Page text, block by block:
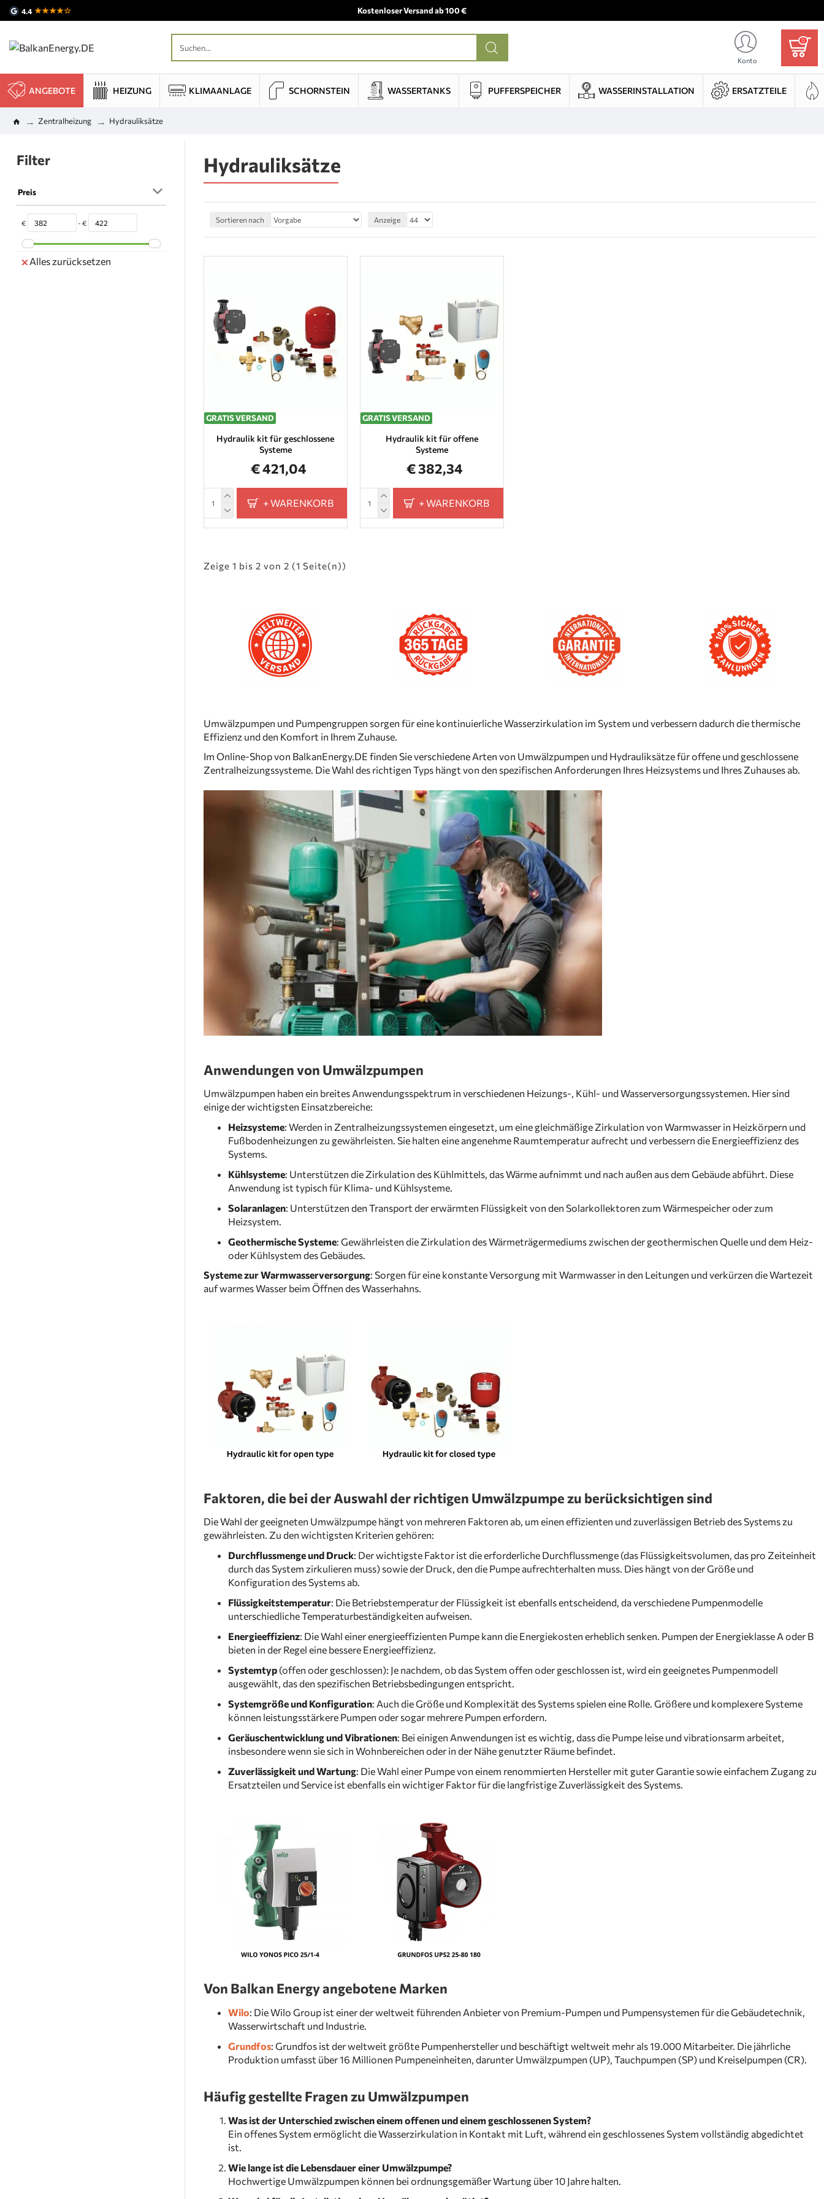
4.4 ★★★★☆ Kostenloser Versand ab 100 €
Konto
0
ANGEBOTE HEIZUNG KLIMAANLAGE SCHORNSTEIN WASSERTANKS PUFFERSPEICHER WASSERINSTALLATION ERSATZTEILE
Zentralheizung Hydrauliksätze
Filter
Preis
€ - €
Alles zurücksetzen
Hydrauliksätze
Sortieren nach Anzeige
GRATIS VERSAND
Hydraulik kit für geschlossene
Systeme
€ 421,04
+ WARENKORB
GRATIS VERSAND
Hydraulik kit für offene
Systeme
€ 382,34
+ WARENKORB
Zeige 1 bis 2 von 2 (1 Seite(n))
Umwälzpumpen und Pumpengruppen sorgen für eine kontinuierliche Wasserzirkulation im System und verbessern dadurch die thermische
Effizienz und den Komfort in Ihrem Zuhause.
Im Online-Shop von BalkanEnergy.DE finden Sie verschiedene Arten von Umwälzpumpen und Hydrauliksätze für offene und geschlossene
Zentralheizungssysteme. Die Wahl des richtigen Typs hängt von den spezifischen Anforderungen Ihres Heizsystems und Ihres Zuhauses ab.
Anwendungen von Umwälzpumpen
Umwälzpumpen haben ein breites Anwendungsspektrum in verschiedenen Heizungs-, Kühl- und Wasserversorgungssystemen. Hier sind
einige der wichtigsten Einsatzbereiche:
Heizsysteme: Werden in Zentralheizungssystemen eingesetzt, um eine gleichmäßige Zirkulation von Warmwasser in Heizkörpern und
Fußbodenheizungen zu gewährleisten. Sie halten eine angenehme Raumtemperatur aufrecht und verbessern die Energieeffizienz des
Systems.
Kühlsysteme: Unterstützen die Zirkulation des Kühlmittels, das Wärme aufnimmt und nach außen aus dem Gebäude abführt. Diese
Anwendung ist typisch für Klima- und Kühlsysteme.
Solaranlagen: Unterstützen den Transport der erwärmten Flüssigkeit von den Solarkollektoren zum Wärmespeicher oder zum
Heizsystem.
Geothermische Systeme: Gewährleisten die Zirkulation des Wärmeträgermediums zwischen der geothermischen Quelle und dem Heiz-
oder Kühlsystem des Gebäudes.
Systeme zur Warmwasserversorgung: Sorgen für eine konstante Versorgung mit Warmwasser in den Leitungen und verkürzen die Wartezeit
auf warmes Wasser beim Öffnen des Wasserhahns.
Faktoren, die bei der Auswahl der richtigen Umwälzpumpe zu berücksichtigen sind
Die Wahl der geeigneten Umwälzpumpe hängt von mehreren Faktoren ab, um einen effizienten und zuverlässigen Betrieb des Systems zu
gewährleisten. Zu den wichtigsten Kriterien gehören:
Durchflussmenge und Druck: Der wichtigste Faktor ist die erforderliche Durchflussmenge (das Flüssigkeitsvolumen, das pro Zeiteinheit
durch das System zirkulieren muss) sowie der Druck, den die Pumpe aufrechterhalten muss. Dies hängt von der Größe und
Konfiguration des Systems ab.
Flüssigkeitstemperatur: Die Betriebstemperatur der Flüssigkeit ist ebenfalls entscheidend, da verschiedene Pumpenmodelle
unterschiedliche Temperaturbeständigkeiten aufweisen.
Energieeffizienz: Die Wahl einer energieeffizienten Pumpe kann die Energiekosten erheblich senken. Pumpen der Energieklasse A oder B
bieten in der Regel eine bessere Energieeffizienz.
Systemtyp (offen oder geschlossen): Je nachdem, ob das System offen oder geschlossen ist, wird ein geeignetes Pumpenmodell
ausgewählt, das den spezifischen Betriebsbedingungen entspricht.
Systemgröße und Konfiguration: Auch die Größe und Komplexität des Systems spielen eine Rolle. Größere und komplexere Systeme
können leistungsstärkere Pumpen oder sogar mehrere Pumpen erfordern.
Geräuschentwicklung und Vibrationen: Bei einigen Anwendungen ist es wichtig, dass die Pumpe leise und vibrationsarm arbeitet,
insbesondere wenn sie sich in Wohnbereichen oder in der Nähe genutzter Räume befindet.
Zuverlässigkeit und Wartung: Die Wahl einer Pumpe von einem renommierten Hersteller mit guter Garantie sowie einfachem Zugang zu
Ersatzteilen und Service ist ebenfalls ein wichtiger Faktor für die langfristige Zuverlässigkeit des Systems.
Von Balkan Energy angebotene Marken
Wilo: Die Wilo Group ist einer der weltweit führenden Anbieter von Premium-Pumpen und Pumpensystemen für die Gebäudetechnik,
Wasserwirtschaft und Industrie.
Grundfos: Grundfos ist der weltweit größte Pumpenhersteller und beschäftigt weltweit mehr als 19.000 Mitarbeiter. Die jährliche
Produktion umfasst über 16 Millionen Pumpeneinheiten, darunter Umwälzpumpen (UP), Tauchpumpen (SP) und Kreiselpumpen (CR).
Häufig gestellte Fragen zu Umwälzpumpen
Was ist der Unterschied zwischen einem offenen und einem geschlossenen System?
Ein offenes System ermöglicht die Wasserzirkulation in Kontakt mit Luft, während ein geschlossenes System vollständig abgedichtet
ist.
Wie lange ist die Lebensdauer einer Umwälzpumpe?
Hochwertige Umwälzpumpen können bei ordnungsgemäßer Wartung über 10 Jahre halten.